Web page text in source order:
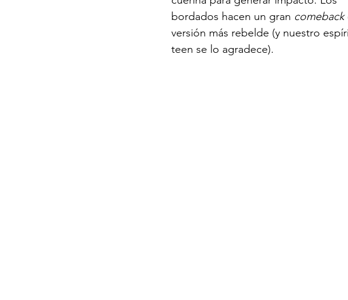
bordados hacen un gran comeback
versión más rebelde (y nuestro
teen se lo agradece).